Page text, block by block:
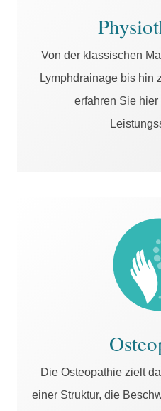
Von der klassischen
Lymphdrainage bis hin
erfahren Sie
Die Osteopathie zielt
einer Struktur, die